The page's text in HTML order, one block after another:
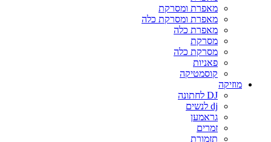
מאפרת ומסרקת
מאפרת ומסרקת כלה
מאפרת כלה
מסרקת
מסרקת כלה
פאניות
קוסמטיקה
מוזיקה
DJ לחתונה
dj לנשים
גראמען
זמרים
תזמורת